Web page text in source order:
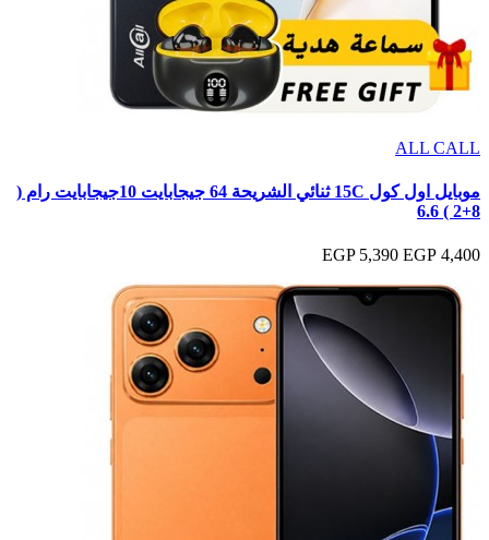
ALL CALL
موبايل اول كول 15C ثنائي الشريحة 64 جيجابايت 10جيجابايت رام (
8+2 ) 6.6
4,400 EGP
5,390 EGP